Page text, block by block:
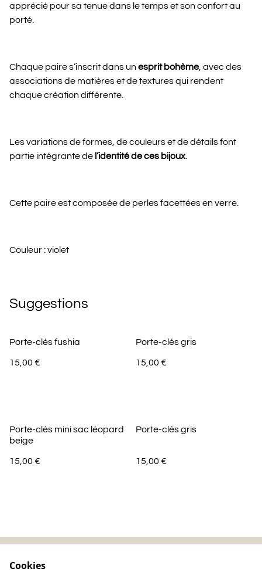
apprécié pour sa tenue dans le temps et son confort au
porté.
Chaque paire s’inscrit dans unesprit bohème, avec des
associations de matières et de textures qui rendent
chaque création différente.
Les variations de formes, de couleurs et de détails font
partie intégrante de l’identité de ces bijoux.
Cette paire est composée de perles facettées en verre.
Couleur : violet
Suggestions
Porte-clés fushia
15,00 €
Porte-clés gris
15,00 €
Porte-clés mini sac léopard
beige
15,00 €
Porte-clés gris
15,00 €
Cookies